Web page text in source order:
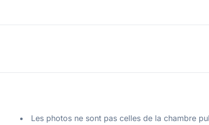
Les photos ne sont pas celles de la chambre